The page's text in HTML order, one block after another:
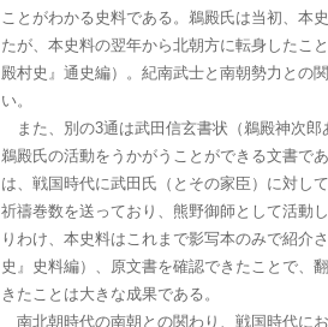
ことがわかる史料である。鵜殿氏は当初、本
たが、本史料の翌年から北朝方に転身したこ
殿村史』通史編）。紀南武士と南朝勢力との
い。
また、別の3通は武田信玄書状（鵜殿神次郎
鵜殿氏の活動をうかがうことができる文書で
は、戦国時代に武田氏（とその家臣）に対し
祈禱巻数を送っており、熊野御師として活動
りわけ、本史料はこれまで影写本のみで紹介
史』史料編）、原文書を確認できたことで、
きたことは大きな成果である。
南北朝時代の南朝との関わり、戦国時代に